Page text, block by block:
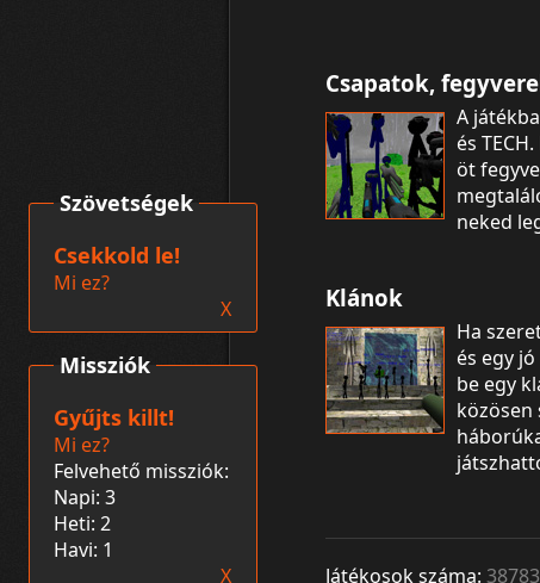
Csapatok,
A
és
öt
neked
Klánok
Ha
és egy
be egy
közösen
Játékosok száma: 38783
Missziók
Gyűjts killt!
Mi ez?
Felvehető missziók:
Napi: 3
Heti: 2
Havi: 1
X
Szövetségek
Csekkold le!
Mi ez?
X